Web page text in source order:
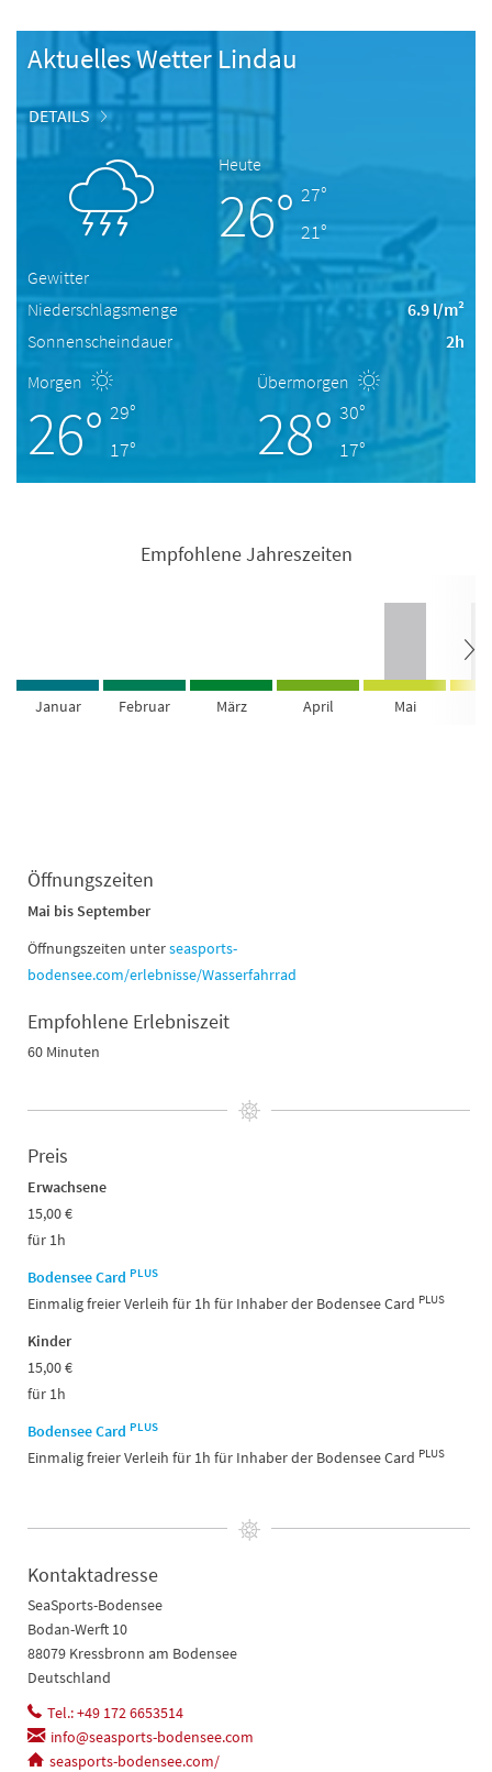
Aktuelles Wetter Lindau
DETAILS
Heute
26° 27°
21°
Gewitter
Niederschlagsmenge
6.9 l/m²
Sonnenscheindauer
2h
Morgen
26° 29°
17°
Übermorgen
28° 30°
17°
Empfohlene Jahreszeiten
Januar Februar März April Mai
Öffnungszeiten
Mai bis September
Öffnungszeiten unterseasports-
bodensee.com/erlebnisse/Wasserfahrrad
Empfohlene Erlebniszeit
60 Minuten
Preis
Erwachsene
15,00 €
für 1h
Bodensee Card PLUS
Einmalig freier Verleih für 1h für Inhaber der Bodensee Card PLUS
Kinder
15,00 €
für 1h
Bodensee Card PLUS
Einmalig freier Verleih für 1h für Inhaber der Bodensee Card PLUS
Kontaktadresse
SeaSports-Bodensee
Bodan-Werft 10
88079 Kressbronn am Bodensee
Deutschland
Tel.: +49 172 6653514
info@seasports-bodensee.com
seasports-bodensee.com/